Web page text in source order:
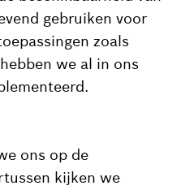
gebruiken voor
zoals
we al in ons
ons op de
kijken we